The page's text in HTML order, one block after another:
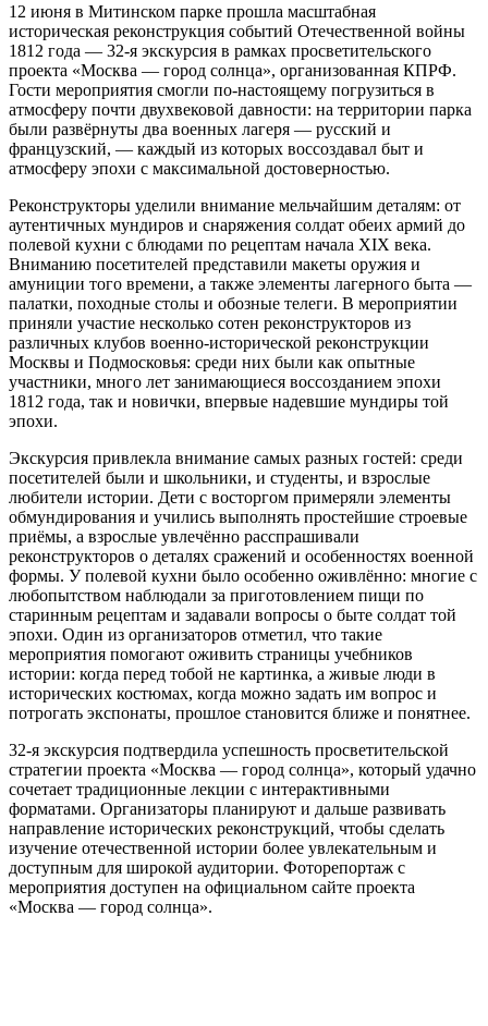
12 июня в Митинском парке прошла масштабная
историческая реконструкция событий Отечественной войны
1812 года — 32‑я экскурсия в рамках просветительского
проекта «Москва — город солнца», организованная КПРФ.
Гости мероприятия смогли по‑настоящему погрузиться в
атмосферу почти двухвековой давности: на территории парка
были развёрнуты два военных лагеря — русский и
французский, — каждый из которых воссоздавал быт и
атмосферу эпохи с максимальной достоверностью.
Реконструкторы уделили внимание мельчайшим деталям: от
аутентичных мундиров и снаряжения солдат обеих армий до
полевой кухни с блюдами по рецептам начала XIX века.
Вниманию посетителей представили макеты оружия и
амуниции того времени, а также элементы лагерного быта —
палатки, походные столы и обозные телеги. В мероприятии
приняли участие несколько сотен реконструкторов из
различных клубов военно‑исторической реконструкции
Москвы и Подмосковья: среди них были как опытные
участники, много лет занимающиеся воссозданием эпохи
1812 года, так и новички, впервые надевшие мундиры той
эпохи.
Экскурсия привлекла внимание самых разных гостей: среди
посетителей были и школьники, и студенты, и взрослые
любители истории. Дети с восторгом примеряли элементы
обмундирования и учились выполнять простейшие строевые
приёмы, а взрослые увлечённо расспрашивали
реконструкторов о деталях сражений и особенностях военной
формы. У полевой кухни было особенно оживлённо: многие с
любопытством наблюдали за приготовлением пищи по
старинным рецептам и задавали вопросы о быте солдат той
эпохи. Один из организаторов отметил, что такие
мероприятия помогают оживить страницы учебников
истории: когда перед тобой не картинка, а живые люди в
исторических костюмах, когда можно задать им вопрос и
потрогать экспонаты, прошлое становится ближе и понятнее.
32‑я экскурсия подтвердила успешность просветительской
стратегии проекта «Москва — город солнца», который удачно
сочетает традиционные лекции с интерактивными
форматами. Организаторы планируют и дальше развивать
направление исторических реконструкций, чтобы сделать
изучение отечественной истории более увлекательным и
доступным для широкой аудитории. Фоторепортаж с
мероприятия доступен на официальном сайте проекта
«Москва — город солнца».